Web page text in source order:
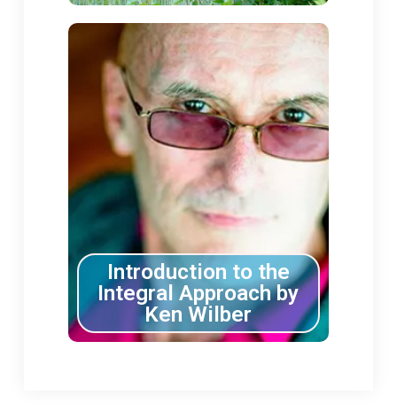
Introduction to the
Integral Approach by
Ken Wilber